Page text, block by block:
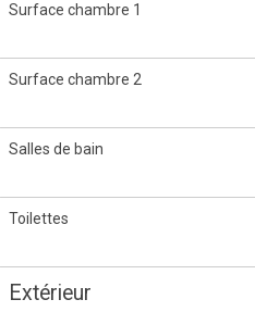
Surface chambre 1
Surface chambre 2
Salles de bain
Toilettes
Extérieur